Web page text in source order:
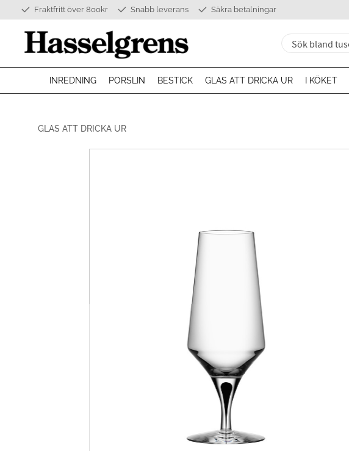
Fraktfritt över 800kr Snabb leverans Säkra betalningar
INREDNING PORSLIN BESTICK GLAS ATT DRICKA UR I KÖKET
GLAS ATT DRICKA UR